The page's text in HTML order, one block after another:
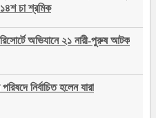
১৪শ চা শ্রমিক
অভিযানে ২১ নারী-পুরুষ আটক
নির্বাচিত হলেন যারা